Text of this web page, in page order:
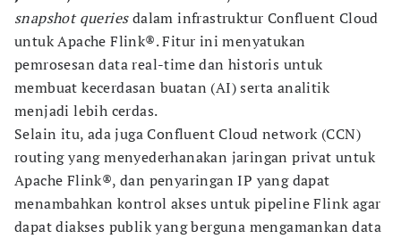
snapshot queriesdalam infrastruktur Confluent Cloud
untuk Apache Flink®. Fitur ini menyatukan
pemrosesan data real-time dan historis untuk
membuat kecerdasan buatan (AI) serta analitik
menjadi lebih cerdas.
Selain itu, ada juga Confluent Cloud network (CCN)
routing yang menyederhanakan jaringan privat untuk
Apache Flink®, dan penyaringan IP yang dapat
menambahkan kontrol akses untuk pipeline Flink agar
dapat diakses publik yang berguna mengamankan data